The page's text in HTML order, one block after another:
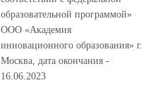
образовательной программой»
ООО «Академия
инновационного образования» г.
Москва, дата окончания -
16.06.2023